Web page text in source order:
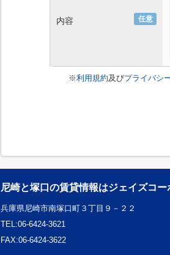
内容 任意
※利用規約及びプライバシ
尼崎と塚口の賃貸情報はジェイズコ
兵庫県尼崎市南塚口町３丁目９－２２
TEL:06-6424-3621
FAX:06-6424-3622